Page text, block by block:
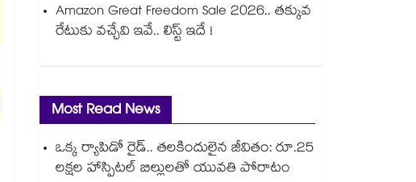
Amazon Great Freedom Sale 2026.. తక్కువ
రేటుకు వచ్చేవి ఇవే.. లిస్ట్ ఇదే !
Most Read News
ఒక్క ర్యాపిడో రైడ్.. తలకిందులైన జీవితం: రూ.25
లక్షల హాస్పిటల్ బిల్లులతో యువతి పోరాటం